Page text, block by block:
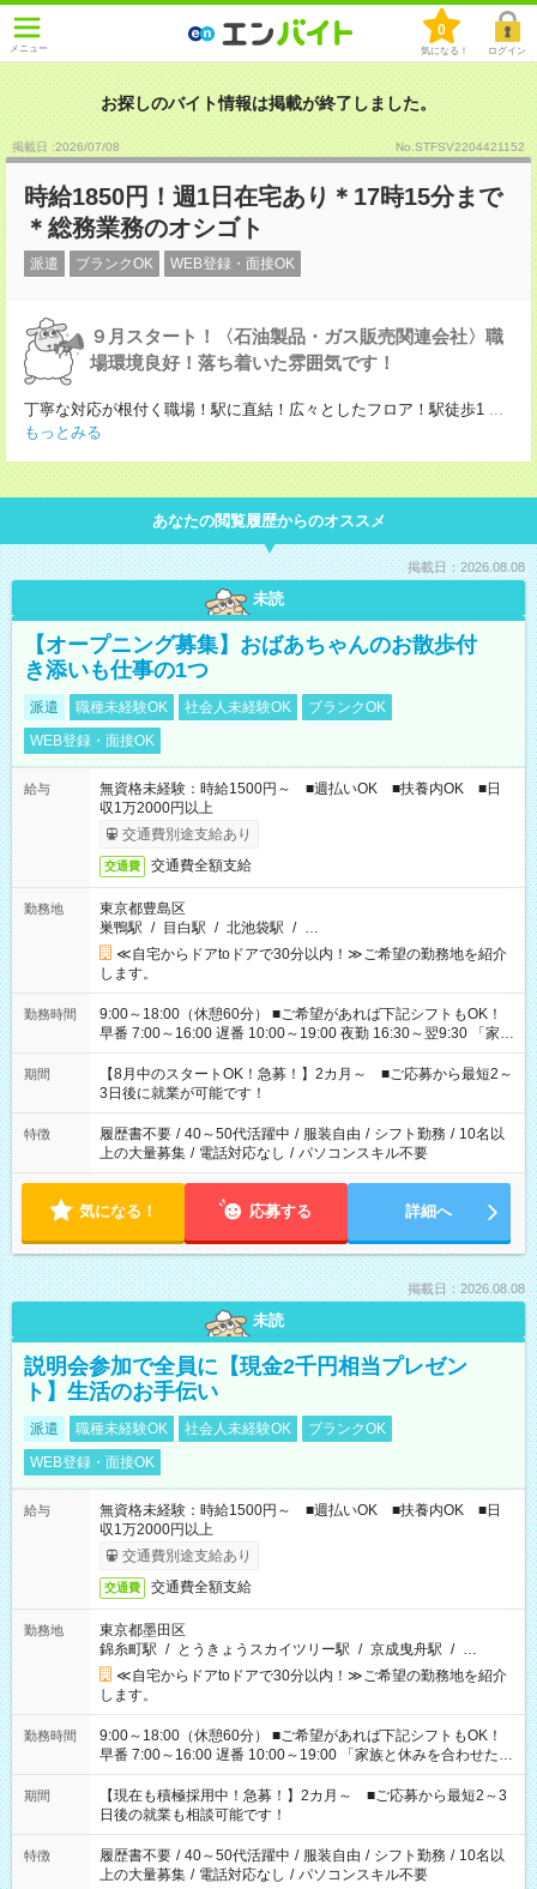
メニュー
0
気になる！ ログイン
お探しのバイト情報は掲載が終了しました。
掲載日 :2026/07/08 No.STFSV2204421152
時給1850円！週1日在宅あり＊17時15分まで
＊総務業務のオシゴト
派遣 ブランクOK WEB登録・面接OK
９月スタート！〈石油製品・ガス販売関連会社〉職
場環境良好！落ち着いた雰囲気です！
丁寧な対応が根付く職場！駅に直結！広々としたフロア！駅徒歩1 ...
もっとみる
あなたの閲覧履歴からのオススメ
掲載日：2026.08.08
未読
【オープニング募集】おばあちゃんのお散歩付
き添いも仕事の1つ
派遣 職種未経験OK 社会人未経験OK
ブランクOK
WEB登録・面接OK
給与
無資格未経験：時給1500円～ ■週払いOK ■扶養内OK ■日
収1万2000円以上
交通費別途支給あり
交通費 交通費全額支給
勤務地
東京都豊島区
巣鴨駅 / 目白駅 / 北池袋駅 / …
≪自宅からドアtoドアで30分以内！≫ご希望の勤務地を紹介
します。
勤務時間
9:00～18:00（休憩60分） ■ご希望があれば下記シフトもOK！
早番 7:00～16:00 遅番 10:00～19:00 夜勤 16:30～翌9:30 「家族
と休みを合わせたい」 「余裕を持って夕飯の準備がしたい」
「できれば残業はしたくない」 など、ご希望を教えてください
ね。 ※Wワーク希望の方へ 今ご覧のお仕事で希望する勤務時間
と、もう1つのお仕事の勤務時間。 合計で週40時間を超える場
合は応募できません。
期間
【8月中のスタートOK！急募！】2カ月～ ■ご応募から最短2～
3日後に就業が可能です！
特徴 履歴書不要 / 40～50代活躍中 / 服装自由 / シフト勤務 / 10名以
上の大量募集 / 電話対応なし / パソコンスキル不要
気になる！ 応募する 詳細へ
掲載日：2026.08.08
未読
説明会参加で全員に【現金2千円相当プレゼン
ト】生活のお手伝い
派遣 職種未経験OK 社会人未経験OK
ブランクOK
WEB登録・面接OK
給与
無資格未経験：時給1500円～ ■週払いOK ■扶養内OK ■日
収1万2000円以上
交通費別途支給あり
交通費 交通費全額支給
勤務地
東京都墨田区
錦糸町駅 / とうきょうスカイツリー駅 / 京成曳舟駅 / …
≪自宅からドアtoドアで30分以内！≫ご希望の勤務地を紹介
します。
勤務時間
9:00～18:00（休憩60分） ■ご希望があれば下記シフトもOK！
早番 7:00～16:00 遅番 10:00～19:00 「家族と休みを合わせた
い」 「余裕を持って夕飯の準備がしたい」 「できれば残業はし
たくない」 など、ご希望を教えてくださいね。 ※Wワーク希望
の方へ 今ご覧のお仕事で希望する勤務時間と、もう1つのお仕事
の勤務時間。 合計で週40時間を超える場合は応募できません。
期間
【現在も積極採用中！急募！】2カ月～ ■ご応募から最短2～3
日後の就業も相談可能です！
特徴 履歴書不要 / 40～50代活躍中 / 服装自由 / シフト勤務 / 10名以
上の大量募集 / 電話対応なし / パソコンスキル不要